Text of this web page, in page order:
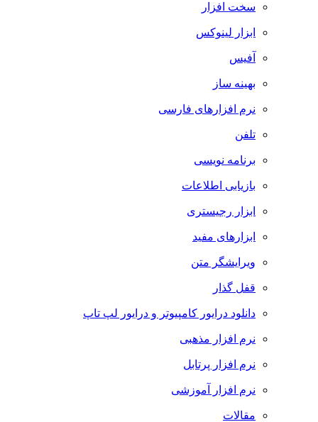
سخت افزار
ابزار لینوکس
آفیس
بهینه ساز
نرم افزارهای فارسی
تلفن
برنامه نویسی
بازیابی اطلاعات
ابزار رجیستری
ابزارهای مفید
ویرایشگر متن
قفل گذار
دانلود درایور کامپیوتر و درایور لپ تاپ
نرم افزار مذهبی
نرم افزار پرتابل
نرم افزار آموزشی
مقالات